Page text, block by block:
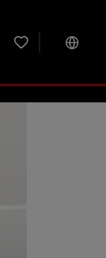
위시리스트에 0 개